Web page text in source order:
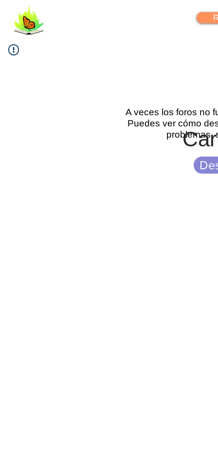
A veces los foros no
Puedes ver cómo
problemas,